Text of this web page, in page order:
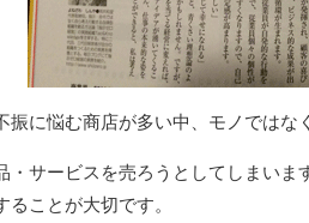
振に悩む商店が多い中、モノではな
・サービスを売ろうとしてしまい
ことが大切です。